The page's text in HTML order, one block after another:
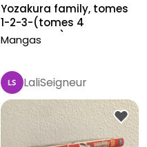
Yozakura family, tomes
1-2-3-(tomes 4
manquant)-5
Mangas
LaliSeigneur